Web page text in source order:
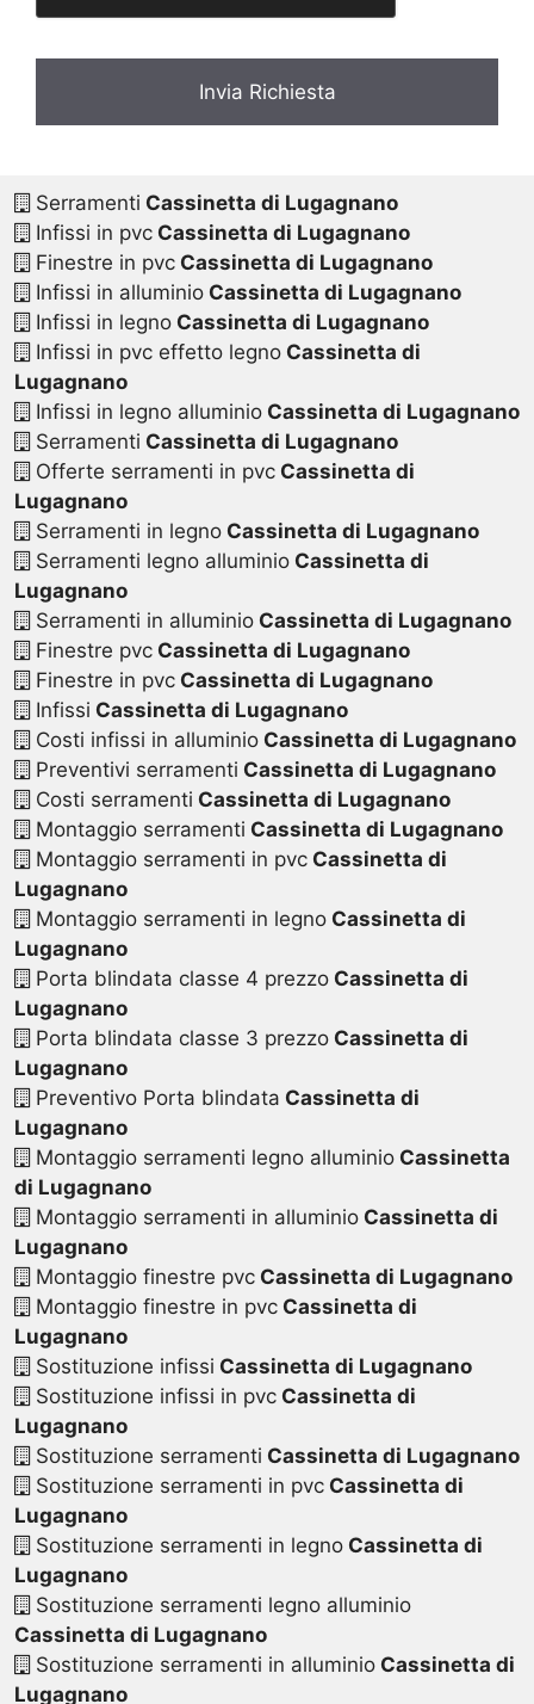
Serramenti Cassinetta di Lugagnano
Infissi in pvcCassinetta di Lugagnano
Finestre in pvcCassinetta di Lugagnano
Infissi in alluminioCassinetta di Lugagnano
Infissi in legnoCassinetta di Lugagnano
Infissi in pvc effetto legnoCassinetta di
Lugagnano
Infissi in legno alluminioCassinetta di Lugagnano
Serramenti Cassinetta di Lugagnano
Offerte serramenti in pvcCassinetta di
Lugagnano
Serramenti in legnoCassinetta di Lugagnano
Serramenti legno alluminioCassinetta di
Lugagnano
Serramenti in alluminioCassinetta di Lugagnano
Finestre pvcCassinetta di Lugagnano
Finestre in pvcCassinetta di Lugagnano
Infissi Cassinetta di Lugagnano
Costi infissi in alluminioCassinetta di Lugagnano
Preventivi serramenti Cassinetta di Lugagnano
Costi serramenti Cassinetta di Lugagnano
Montaggio serramenti Cassinetta di Lugagnano
Montaggio serramenti in pvcCassinetta di
Lugagnano
Montaggio serramenti in legnoCassinetta di
Lugagnano
Porta blindata classe 4 prezzoCassinetta di
Lugagnano
Porta blindata classe 3 prezzoCassinetta di
Lugagnano
Preventivo Porta blindata Cassinetta di
Lugagnano
Montaggio serramenti legno alluminioCassinetta
di Lugagnano
Montaggio serramenti in alluminioCassinetta di
Lugagnano
Montaggio finestre pvcCassinetta di Lugagnano
Montaggio finestre in pvcCassinetta di
Lugagnano
Sostituzione infissi Cassinetta di Lugagnano
Sostituzione infissi in pvcCassinetta di
Lugagnano
Sostituzione serramenti Cassinetta di Lugagnano
Sostituzione serramenti in pvcCassinetta di
Lugagnano
Sostituzione serramenti in legnoCassinetta di
Lugagnano
Sostituzione serramenti legno alluminio
Cassinetta di Lugagnano
Sostituzione serramenti in alluminioCassinetta di
Lugagnano